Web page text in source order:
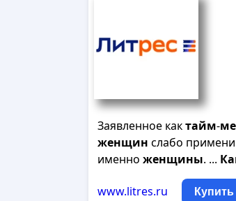
Заявленное кактайм-
женщин слабо
именно женщины. ...
www.litres.ru Купить